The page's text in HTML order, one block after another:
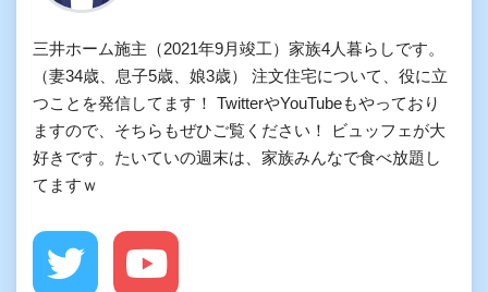
三井ホーム施主（2021年9月竣工）家族4人暮らしです。
（妻34歳、息子5歳、娘3歳） 注文住宅について、役に立
つことを発信してます！ TwitterやYouTubeもやっており
ますので、そちらもぜひご覧ください！ ビュッフェが大
好きです。たいていの週末は、家族みんなで食べ放題し
てますｗ